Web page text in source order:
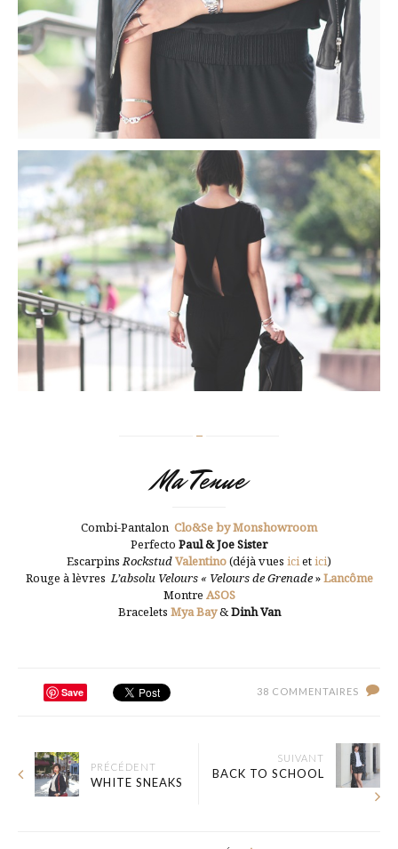
Ma Tenue
Combi-Pantalon Clo&Se by Monshowroom
Perfecto Paul & Joe Sister
EscarpinsRockstudValentino(déjà vues icietici)
Rouge à lèvres L’absolu Velours « Velours de Grenade»Lancôme
Montre ASOS
Bracelets Mya Bay&Dinh Van
Save 38 COMMENTAIRES
PRÉCÉDENT
WHITE SNEAKS
SUIVANT
BACK TO SCHOOL